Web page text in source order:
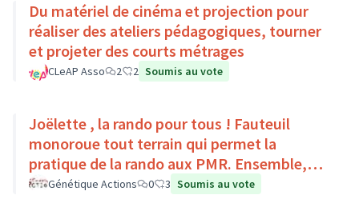
Du matériel de cinéma et projection pour
réaliser des ateliers pédagogiques, tourner
et projeter des courts métrages
CLeAP Asso 2 2 Soumis au vote
Joëlette , la rando pour tous ! Fauteuil
monoroue tout terrain qui permet la
pratique de la rando aux PMR. Ensemble,
faisons du sport :)
Génétique Actions 0 3 Soumis au vote